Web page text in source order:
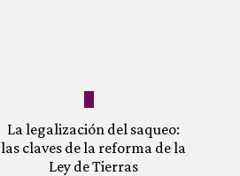
La legalización del saqueo:
las claves de la reforma de la
Ley de Tierras